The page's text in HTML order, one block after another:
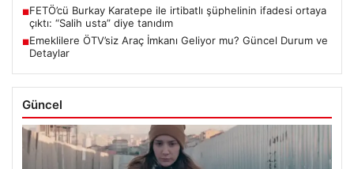
■FETÖ’cü Burkay Karatepe ile irtibatlı şüphelinin ifadesi ortaya
çıktı: “Salih usta” diye tanıdım
■Emeklilere ÖTV’siz Araç İmkanı Geliyor mu? Güncel Durum ve
Detaylar
Güncel